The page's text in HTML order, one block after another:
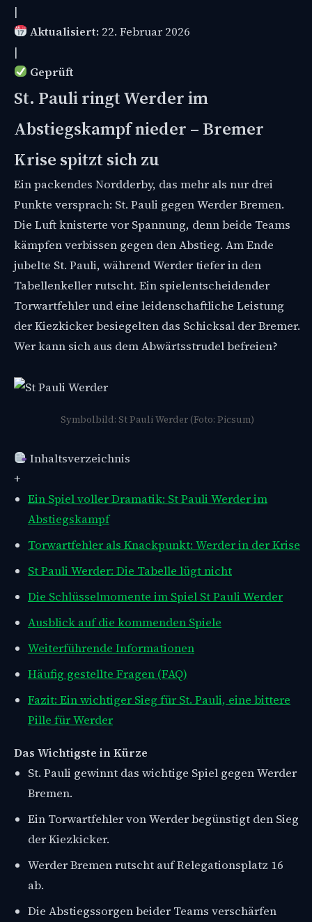
|
Aktualisiert:22. Februar 2026
|
Geprüft
St. Pauli ringt Werder im
Abstiegskampf nieder – Bremer
Krise spitzt sich zu
Ein packendes Nordderby, das mehr als nur drei
Punkte versprach: St. Pauli gegen Werder Bremen.
Die Luft knisterte vor Spannung, denn beide Teams
kämpfen verbissen gegen den Abstieg. Am Ende
jubelte St. Pauli, während Werder tiefer in den
Tabellenkeller rutscht. Ein spielentscheidender
Torwartfehler und eine leidenschaftliche Leistung
der Kiezkicker besiegelten das Schicksal der Bremer.
Wer kann sich aus dem Abwärtsstrudel befreien?
Symbolbild: St Pauli Werder (Foto: Picsum)
Inhaltsverzeichnis
+
Ein Spiel voller Dramatik: St Pauli Werder im
Abstiegskampf
Torwartfehler als Knackpunkt: Werder in der Krise
St Pauli Werder: Die Tabelle lügt nicht
Die Schlüsselmomente im Spiel St Pauli Werder
Ausblick auf die kommenden Spiele
Weiterführende Informationen
Häufig gestellte Fragen (FAQ)
Fazit: Ein wichtiger Sieg für St. Pauli, eine bittere
Pille für Werder
Das Wichtigste in Kürze
St. Pauli gewinnt das wichtige Spiel gegen Werder
Bremen.
Ein Torwartfehler von Werder begünstigt den Sieg
der Kiezkicker.
Werder Bremen rutscht auf Relegationsplatz 16
ab.
Die Abstiegssorgen beider Teams verschärfen